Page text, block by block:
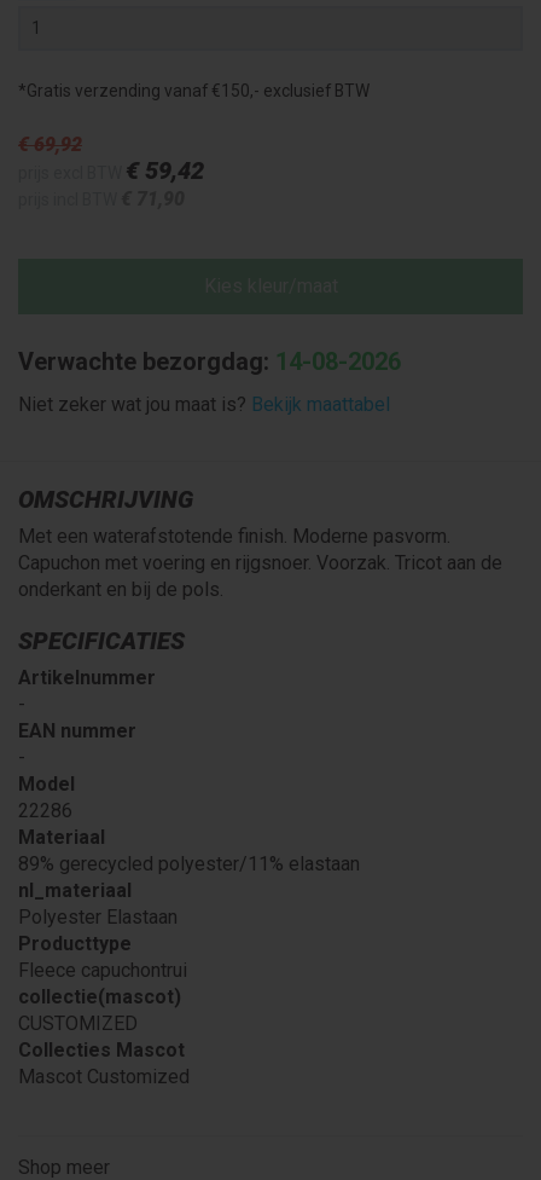
*Gratis verzending vanaf €150,- exclusief BTW
€ 69,92
€ 59,42
Verwachte bezorgdag: 14-08-2026
Niet zeker wat jou maat is? Bekijk maattabel
OMSCHRIJVING
Met een waterafstotende finish. Moderne pasvorm.
Capuchon met voering en rijgsnoer. Voorzak. Tricot aan de
onderkant en bij de pols.
SPECIFICATIES
Artikelnummer
-
EAN nummer
-
Model
22286
Materiaal
89% gerecycled polyester/11% elastaan
nl_materiaal
Polyester Elastaan
Producttype
Fleece capuchontrui
collectie(mascot)
CUSTOMIZED
Collecties Mascot
Mascot Customized
Shop meer